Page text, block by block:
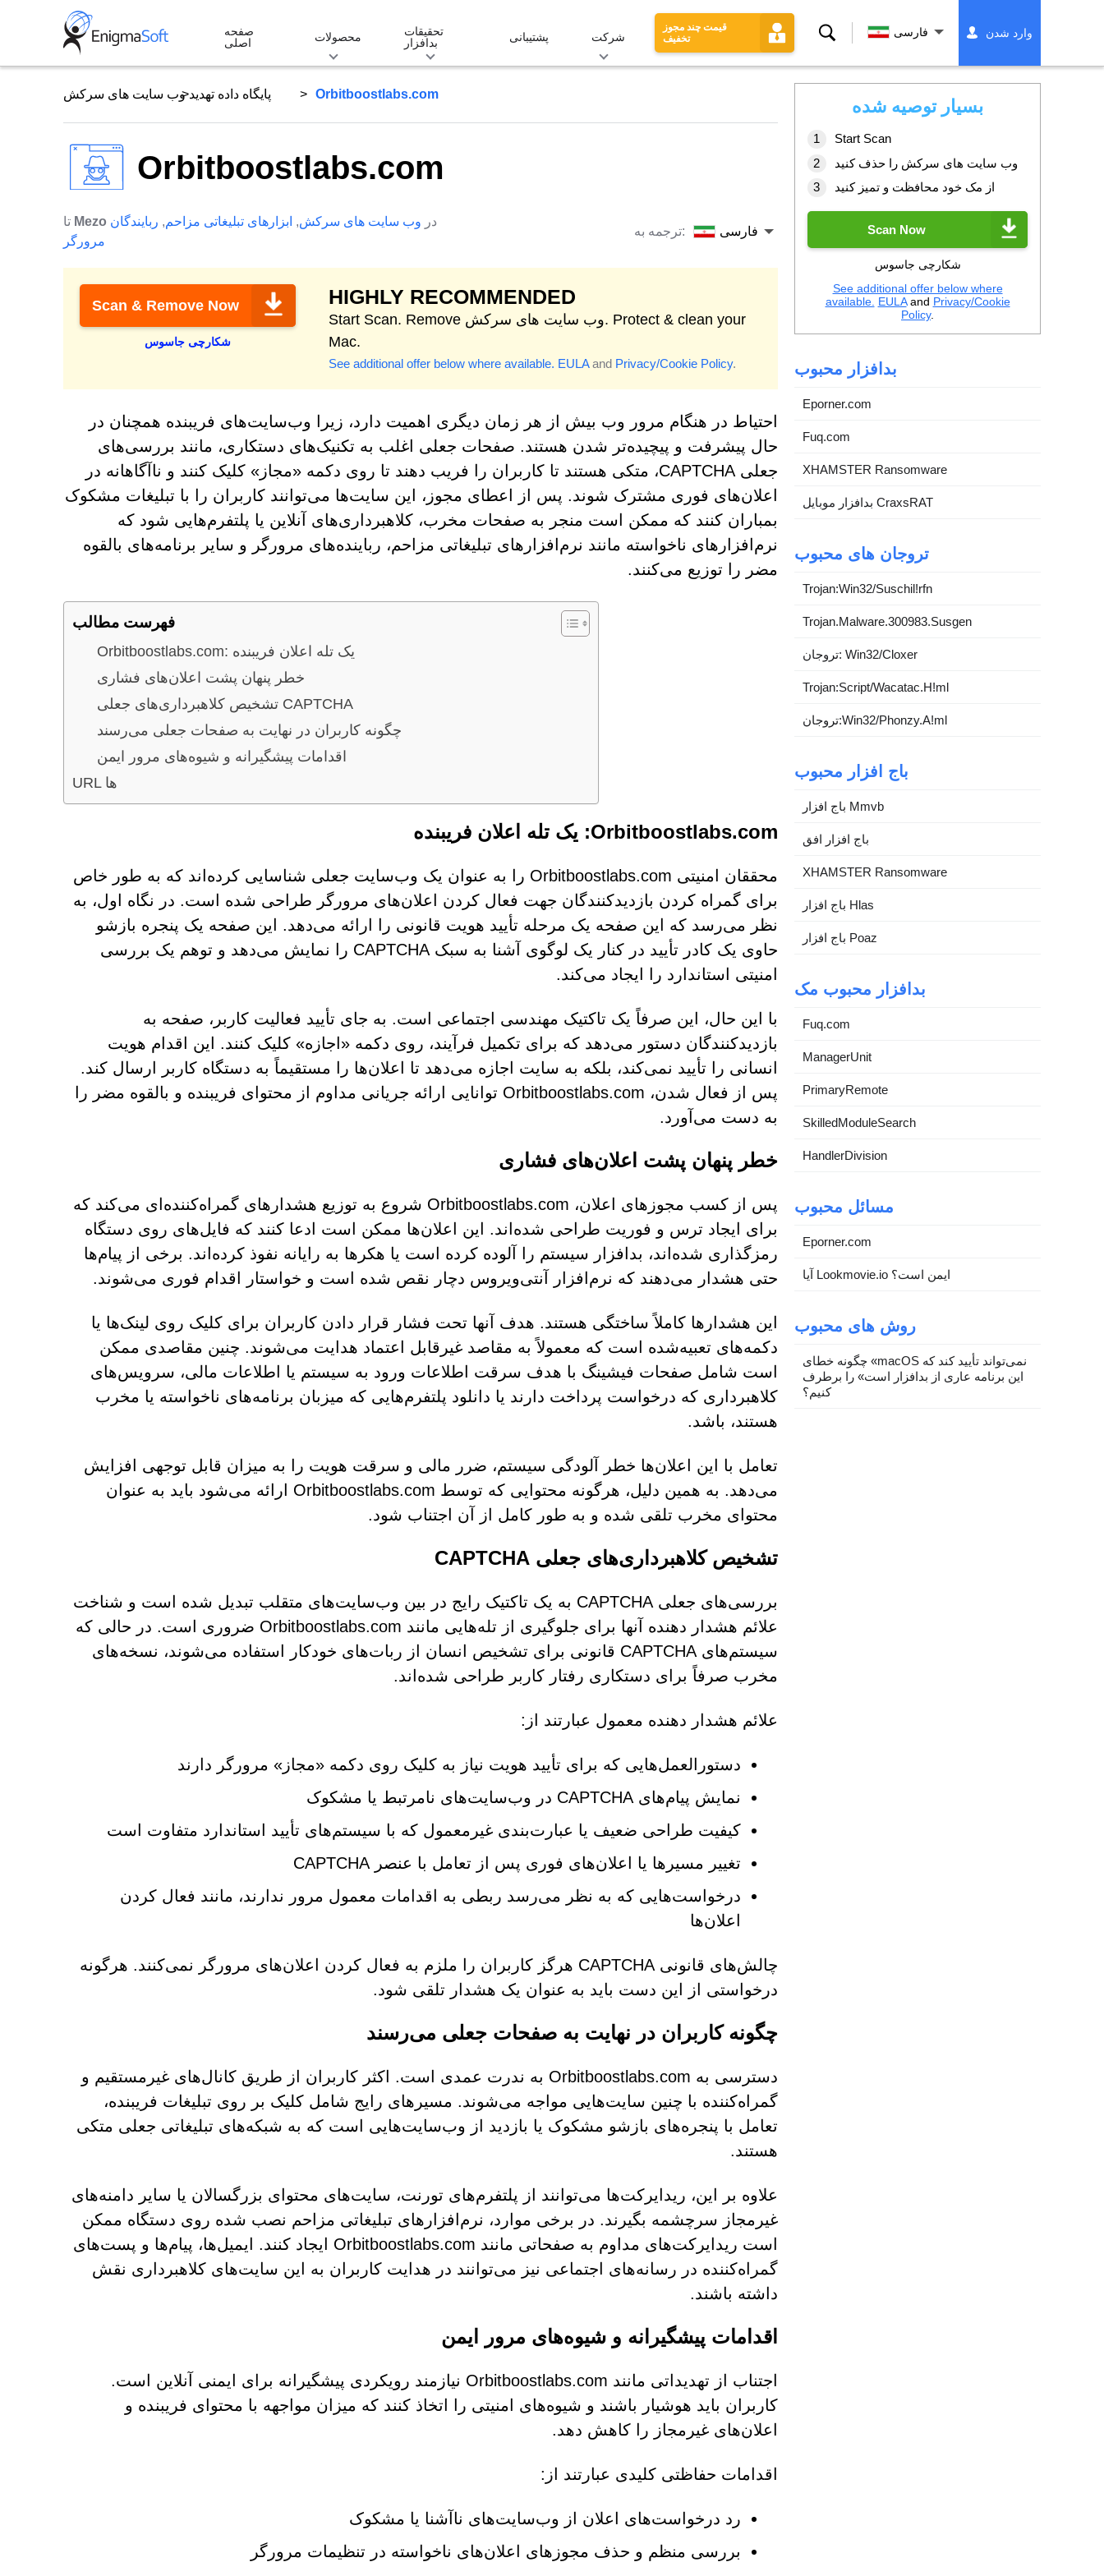
صفحه
اصلی
محصولات
تحقیقات
بدافزار
پشتیبانی شرکت
قیمت چند مجوز
تخفیف
جستجو
فارسی وارد شدن
پایگاه داده تهدید وب سایت های سرکش Orbitboostlabs.com
Orbitboostlabs.com
Mezo در وب سایت های سرکش, ابزارهای تبلیغاتی مزاحم, ربایندگان
مرورگر
ترجمه به: فارسی
Scan & Remove Now
شکارچی جاسوس
HIGHLY RECOMMENDED
Start Scan. Remove وب سایت های سرکش. Protect & clean your
Mac.
See additional offer below where available. EULAand Privacy/Cookie Policy.
احتیاط در هنگام مرور وب بیش از هر زمان دیگری اهمیت دارد، زیرا وب‌سایت‌های فریبنده همچنان در
حال پیشرفت و پیچیده‌تر شدن هستند. صفحات جعلی اغلب به تکنیک‌های دستکاری، مانند بررسی‌های
جعلی CAPTCHA، متکی هستند تا کاربران را فریب دهند تا روی دکمه «مجاز» کلیک کنند و ناآگاهانه در
اعلان‌های فوری مشترک شوند. پس از اعطای مجوز، این سایت‌ها می‌توانند کاربران را با تبلیغات مشکوک
بمباران کنند که ممکن است منجر به صفحات مخرب، کلاهبرداری‌های آنلاین یا پلتفرم‌هایی شود که
نرم‌افزارهای ناخواسته مانند نرم‌افزارهای تبلیغاتی مزاحم، رباینده‌های مرورگر و سایر برنامه‌های بالقوه
مضر را توزیع می‌کنند.
فهرست مطالب
Orbitboostlabs.com: یک تله اعلان فریبنده
خطر پنهان پشت اعلان‌های فشاری
تشخیص کلاهبرداری‌های جعلی CAPTCHA
چگونه کاربران در نهایت به صفحات جعلی می‌رسند
اقدامات پیشگیرانه و شیوه‌های مرور ایمن
URL ها
Orbitboostlabs.com: یک تله اعلان فریبنده
محققان امنیتی Orbitboostlabs.com را به عنوان یک وب‌سایت جعلی شناسایی کرده‌اند که به طور خاص
برای گمراه کردن بازدیدکنندگان جهت فعال کردن اعلان‌های مرورگر طراحی شده است. در نگاه اول، به
نظر می‌رسد که این صفحه یک مرحله تأیید هویت قانونی را ارائه می‌دهد. این صفحه یک پنجره بازشو
حاوی یک کادر تأیید در کنار یک لوگوی آشنا به سبک CAPTCHA را نمایش می‌دهد و توهم یک بررسی
امنیتی استاندارد را ایجاد می‌کند.
با این حال، این صرفاً یک تاکتیک مهندسی اجتماعی است. به جای تأیید فعالیت کاربر، صفحه به
بازدیدکنندگان دستور می‌دهد که برای تکمیل فرآیند، روی دکمه «اجازه» کلیک کنند. این اقدام هویت
انسانی را تأیید نمی‌کند، بلکه به سایت اجازه می‌دهد تا اعلان‌ها را مستقیماً به دستگاه کاربر ارسال کند.
پس از فعال شدن، Orbitboostlabs.com توانایی ارائه جریانی مداوم از محتوای فریبنده و بالقوه مضر را
به دست می‌آورد.
خطر پنهان پشت اعلان‌های فشاری
پس از کسب مجوزهای اعلان، Orbitboostlabs.com شروع به توزیع هشدارهای گمراه‌کننده‌ای می‌کند که
برای ایجاد ترس و فوریت طراحی شده‌اند. این اعلان‌ها ممکن است ادعا کنند که فایل‌های روی دستگاه
رمزگذاری شده‌اند، بدافزار سیستم را آلوده کرده است یا هکرها به رایانه نفوذ کرده‌اند. برخی از پیام‌ها
حتی هشدار می‌دهند که نرم‌افزار آنتی‌ویروس دچار نقص شده است و خواستار اقدام فوری می‌شوند.
این هشدارها کاملاً ساختگی هستند. هدف آنها تحت فشار قرار دادن کاربران برای کلیک روی لینک‌ها یا
دکمه‌های تعبیه‌شده است که معمولاً به مقاصد غیرقابل اعتماد هدایت می‌شوند. چنین مقاصدی ممکن
است شامل صفحات فیشینگ با هدف سرقت اطلاعات ورود به سیستم یا اطلاعات مالی، سرویس‌های
کلاهبرداری که درخواست پرداخت دارند یا دانلود پلتفرم‌هایی که میزبان برنامه‌های ناخواسته یا مخرب
هستند، باشد.
تعامل با این اعلان‌ها خطر آلودگی سیستم، ضرر مالی و سرقت هویت را به میزان قابل توجهی افزایش
می‌دهد. به همین دلیل، هرگونه محتوایی که توسط Orbitboostlabs.com ارائه می‌شود باید به عنوان
محتوای مخرب تلقی شده و به طور کامل از آن اجتناب شود.
تشخیص کلاهبرداری‌های جعلی CAPTCHA
بررسی‌های جعلی CAPTCHA به یک تاکتیک رایج در بین وب‌سایت‌های متقلب تبدیل شده است و شناخت
علائم هشدار دهنده آنها برای جلوگیری از تله‌هایی مانند Orbitboostlabs.com ضروری است. در حالی که
سیستم‌های CAPTCHA قانونی برای تشخیص انسان از ربات‌های خودکار استفاده می‌شوند، نسخه‌های
مخرب صرفاً برای دستکاری رفتار کاربر طراحی شده‌اند.
علائم هشدار دهنده معمول عبارتند از:
دستورالعمل‌هایی که برای تأیید هویت نیاز به کلیک روی دکمه «مجاز» مرورگر دارند
نمایش پیام‌های CAPTCHA در وب‌سایت‌های نامرتبط یا مشکوک
کیفیت طراحی ضعیف یا عبارت‌بندی غیرمعمول که با سیستم‌های تأیید استاندارد متفاوت است
تغییر مسیرها یا اعلان‌های فوری پس از تعامل با عنصر CAPTCHA
درخواست‌هایی که به نظر می‌رسد ربطی به اقدامات معمول مرور ندارند، مانند فعال کردن
اعلان‌ها
چالش‌های قانونی CAPTCHA هرگز کاربران را ملزم به فعال کردن اعلان‌های مرورگر نمی‌کنند. هرگونه
درخواستی از این دست باید به عنوان یک هشدار تلقی شود.
چگونه کاربران در نهایت به صفحات جعلی می‌رسند
دسترسی به Orbitboostlabs.com به ندرت عمدی است. اکثر کاربران از طریق کانال‌های غیرمستقیم و
گمراه‌کننده با چنین سایت‌هایی مواجه می‌شوند. مسیرهای رایج شامل کلیک بر روی تبلیغات فریبنده،
تعامل با پنجره‌های بازشو مشکوک یا بازدید از وب‌سایت‌هایی است که به شبکه‌های تبلیغاتی جعلی متکی
هستند.
علاوه بر این، ریدایرکت‌ها می‌توانند از پلتفرم‌های تورنت، سایت‌های محتوای بزرگسالان یا سایر دامنه‌های
غیرمجاز سرچشمه بگیرند. در برخی موارد، نرم‌افزارهای تبلیغاتی مزاحم نصب شده روی دستگاه ممکن
است ریدایرکت‌های مداوم به صفحاتی مانند Orbitboostlabs.com ایجاد کنند. ایمیل‌ها، پیام‌ها و پست‌های
گمراه‌کننده در رسانه‌های اجتماعی نیز می‌توانند در هدایت کاربران به این سایت‌های کلاهبرداری نقش
داشته باشند.
اقدامات پیشگیرانه و شیوه‌های مرور ایمن
اجتناب از تهدیداتی مانند Orbitboostlabs.com نیازمند رویکردی پیشگیرانه برای ایمنی آنلاین است.
کاربران باید هوشیار باشند و شیوه‌های امنیتی را اتخاذ کنند که میزان مواجهه با محتوای فریبنده و
اعلان‌های غیرمجاز را کاهش دهد.
اقدامات حفاظتی کلیدی عبارتند از:
رد درخواست‌های اعلان از وب‌سایت‌های ناآشنا یا مشکوک
بررسی منظم و حذف مجوزهای اعلان‌های ناخواسته در تنظیمات مرورگر
بسیار توصیه شده
Start Scan
وب سایت های سرکش را حذف کنید
از مک خود محافظت و تمیز کنید
Scan Now
شکارچی جاسوس
See additional offer below where
available. EULAand Privacy/Cookie
Policy.
بدافزار محبوب
Eporner.com
Fuq.com
XHAMSTER Ransomware
بدافزار موبایل CraxsRAT
تروجان های محبوب
Trojan:Win32/Suschil!rfn
Trojan.Malware.300983.Susgen
تروجان: Win32/Cloxer
Trojan:Script/Wacatac.H!ml
تروجان:Win32/Phonzy.A!ml
باج افزار محبوب
باج افزار Mmvb
باج افزار افق
XHAMSTER Ransomware
باج افزار Hlas
باج افزار Poaz
بدافزار محبوب مک
Fuq.com
ManagerUnit
PrimaryRemote
SkilledModuleSearch
HandlerDivision
مسائل محبوب
Eporner.com
آیا Lookmovie.io ایمن است؟
روش های محبوب
چگونه خطای «macOS نمی‌تواند تأیید کند که
این برنامه عاری از بدافزار است» را برطرف
کنیم؟